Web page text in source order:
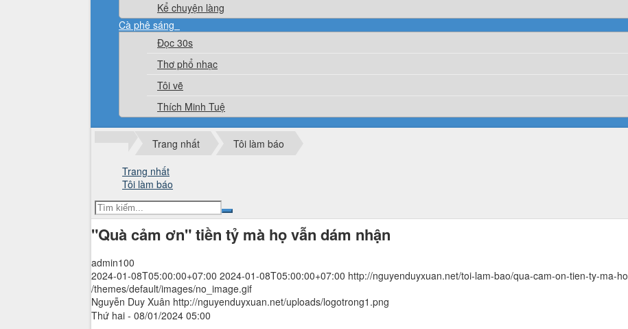
Kể chuyện làng
Cà phê sáng
Đọc 30s
Thơ phổ nhạc
Tôi vẽ
Thích Minh Tuệ
Trang nhất Tôi làm báo
Trang nhất
Tôi làm báo
"Quà cảm ơn" tiền tỷ mà họ vẫn dám nhận
admin100
2024-01-08T05:00:00+07:00 2024-01-08T05:00:00+07:00 http://nguyenduyxuan.net/toi-lam-bao/qua-cam-on-tien-ty-ma-
/themes/default/images/no_image.gif
Nguyễn Duy Xuân http://nguyenduyxuan.net/uploads/logotrong1.png
Thứ hai - 08/01/2024 05:00